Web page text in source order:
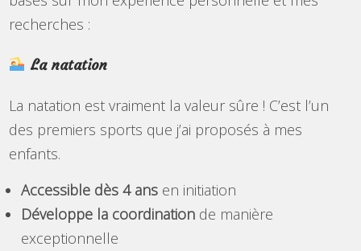
recherches :
La natation
La natation est vraiment la valeur sûre ! C’est l’un
des premiers sports que j’ai proposés à mes
enfants.
Accessible dès 4 ans en initiation
Développe la coordination de manière
exceptionnelle